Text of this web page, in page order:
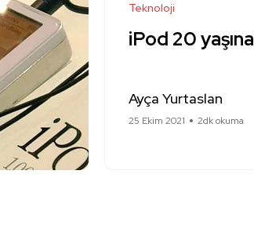
Teknoloji
iPod 20
Ayça Yurtaslan
25 Ekim 2021 2dk okuma